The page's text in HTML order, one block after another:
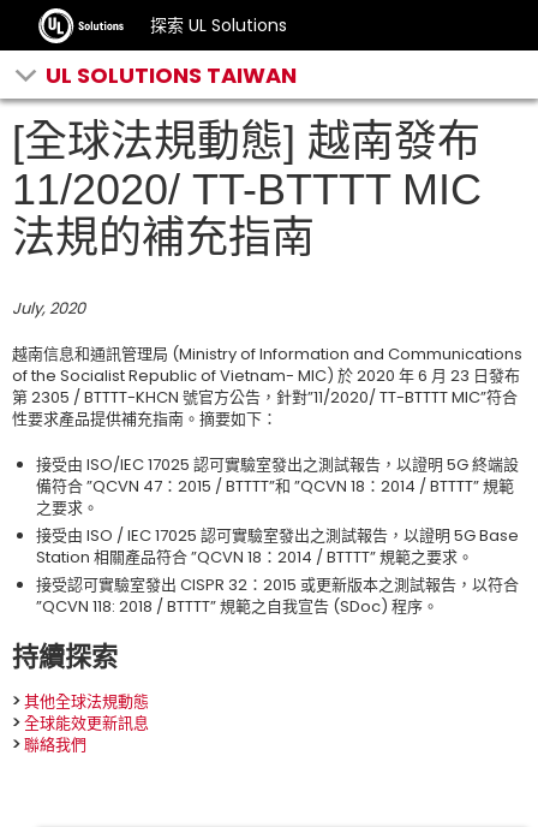
探索 UL Solutions
UL SOLUTIONS TAIWAN
[全球法規動態] 越南發布
11/2020/ TT-BTTTT MIC
法規的補充指南
July, 2020
越南信息和通訊管理局 (Ministry of Information and Communications
of the Socialist Republic of Vietnam- MIC) 於 2020 年 6 月 23 日發布
第 2305 / BTTTT-KHCN 號官方公告，針對”11/2020/ TT-BTTTT MIC”符合
性要求產品提供補充指南。摘要如下：
接受由 ISO/IEC 17025 認可實驗室發出之測試報告，以證明 5G 終端設
備符合 ”QCVN 47：2015 / BTTTT”和 ”QCVN 18：2014 / BTTTT” 規範
之要求。
接受由 ISO / IEC 17025 認可實驗室發出之測試報告，以證明 5G Base
Station 相關產品符合 ”QCVN 18：2014 / BTTTT” 規範之要求。
接受認可實驗室發出 CISPR 32：2015 或更新版本之測試報告，以符合
”QCVN 118: 2018 / BTTTT” 規範之自我宣告 (SDoc) 程序。
持續探索
>其他全球法規動態
>全球能效更新訊息
>聯絡我們